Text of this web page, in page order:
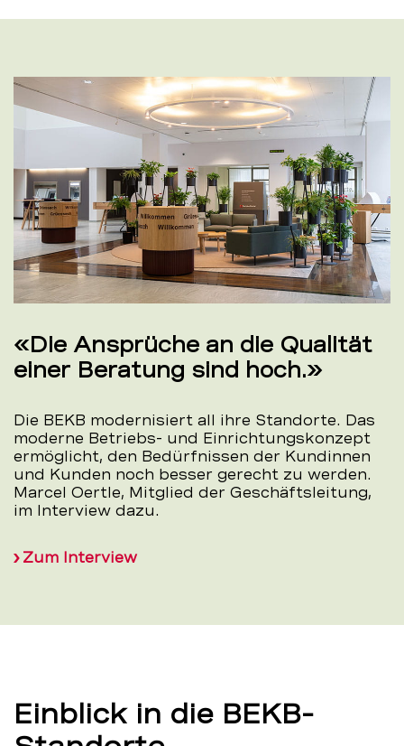
«Die Ansprüche an die Qualität
einer Beratung sind hoch.»
Die BEKB modernisiert all ihre Standorte. Das
moderne Betriebs- und Einrichtungskonzept
ermöglicht, den Bedürfnissen der Kundinnen
und Kunden noch besser gerecht zu werden.
Marcel Oertle, Mitglied der Geschäftsleitung,
im Interview dazu.
Zum Interview
Einblick in die BEKB-